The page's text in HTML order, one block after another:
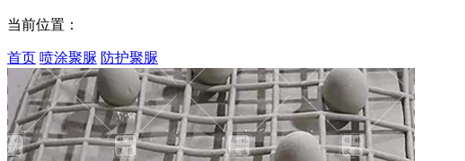
当前位置：
首页 喷涂聚脲 防护聚脲